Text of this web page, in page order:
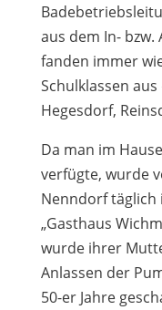
aus dem In-
fanden immer
Schulklassen
Hegesdorf,
Da man im
verfügte, wurde
Nenndorf täglich
„Gasthaus
wurde ihrer
Anlassen der
50-er Jahre